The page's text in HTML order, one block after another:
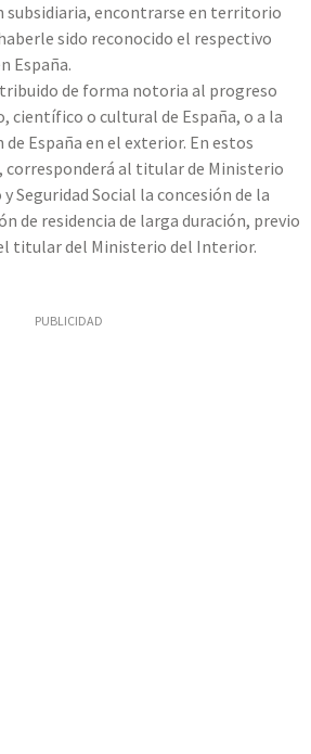
subsidiaria, encontrarse en territorio
sido reconocido el respectivo
España.
de forma notoria al progreso
científico o cultural de España, o a la
de España en el exterior. En estos
corresponderá al titular de Ministerio
Seguridad Social la concesión de la
de residencia de larga duración, previo
titular del Ministerio del Interior.
PUBLICIDAD